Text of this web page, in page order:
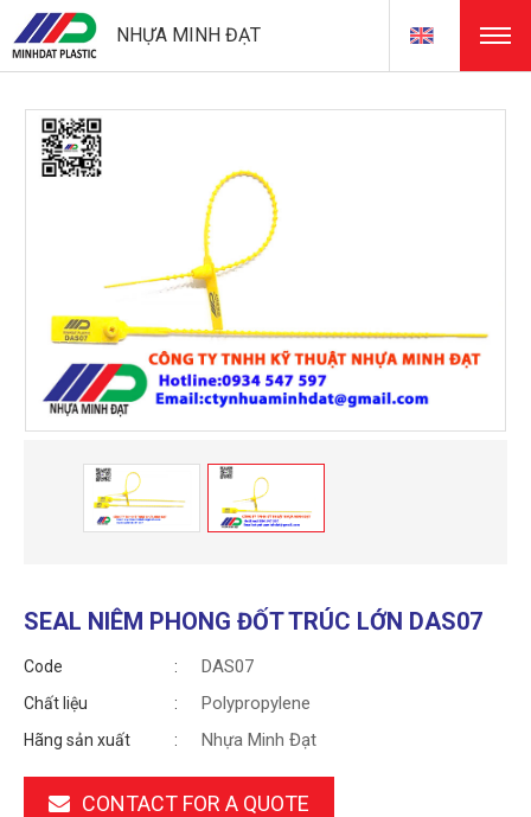
NHỰA MINH ĐẠT
SEAL NIÊM PHONG ĐỐT TRÚC LỚN DAS07
Code DAS07
Chất liệu Polypropylene
Hãng sản xuất Nhựa Minh Đạt
CONTACT FOR A QUOTE